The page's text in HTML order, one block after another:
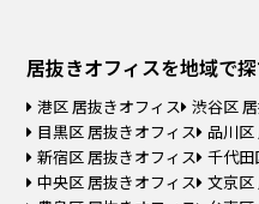
居抜きオフィスを地域で
港区 居抜きオフィス 渋谷区
目黒区 居抜きオフィス 品川区
新宿区 居抜きオフィス 千代田
中央区 居抜きオフィス 文京区